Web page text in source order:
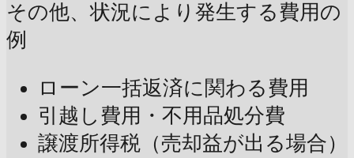
その他、状況により発生する費用の
例
ローン一括返済に関わる費用
引越し費用・不用品処分費
譲渡所得税（売却益が出る場合）